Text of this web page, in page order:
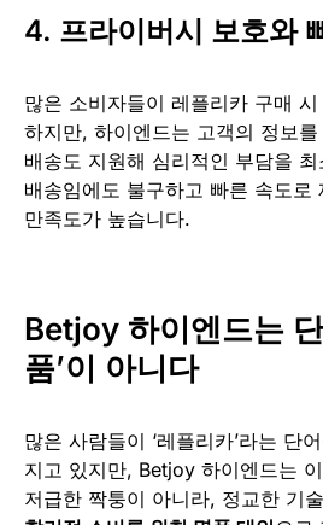
4. 프라이버시 보호와
많은 소비자들이 레플리카 구매
하지만, 하이엔드는 고객의 정보
배송도 지원해 심리적인 부담을
배송임에도 불구하고 빠른 속도로
만족도가 높습니다.
Betjoy 하이엔드는
품’이 아니다
많은 사람들이 ‘레플리카’라는 단
지고 있지만, Betjoy 하이엔드는
저급한 짝퉁이 아니라, 정교한 기